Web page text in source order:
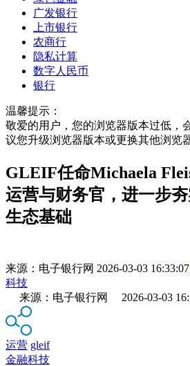
广发银行
上市银行
农商行
隐私计算
数字人民币
银行
温馨提示：
敬爱的用户，您的浏览器版本过低，
议您升级浏览器版本或更换其他浏览
GLEIF任命Michaela
运营与财务官，进一步
生态基础
来源： 电子银行网 2026-03-03 16:33:07
科技
来源：电子银行网 2026-03-03
运营 gleif
金融科技